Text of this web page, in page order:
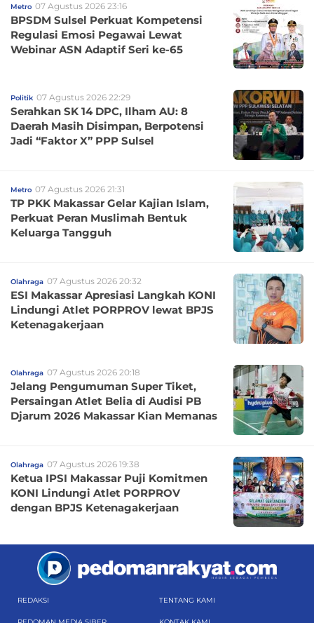
Metro 07 Agustus 2026 23:16
BPSDM Sulsel Perkuat Kompetensi
Regulasi Emosi Pegawai Lewat
Webinar ASN Adaptif Seri ke-65
Politik 07 Agustus 2026 22:29
Serahkan SK 14 DPC, Ilham AU: 8
Daerah Masih Disimpan, Berpotensi
Jadi “Faktor X” PPP Sulsel
Metro 07 Agustus 2026 21:31
TP PKK Makassar Gelar Kajian Islam,
Perkuat Peran Muslimah Bentuk
Keluarga Tangguh
Olahraga 07 Agustus 2026 20:32
ESI Makassar Apresiasi Langkah KONI
Lindungi Atlet PORPROV lewat BPJS
Ketenagakerjaan
Olahraga 07 Agustus 2026 20:18
Jelang Pengumuman Super Tiket,
Persaingan Atlet Belia di Audisi PB
Djarum 2026 Makassar Kian Memanas
Olahraga 07 Agustus 2026 19:38
Ketua IPSI Makassar Puji Komitmen
KONI Lindungi Atlet PORPROV
dengan BPJS Ketenagakerjaan
REDAKSI TENTANG KAMI